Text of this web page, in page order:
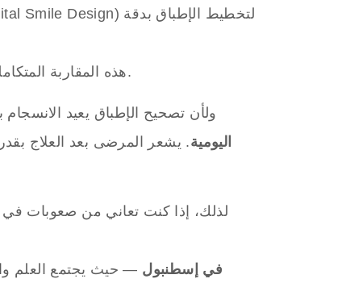
هذه المقاربة، دون الحاجة إلى تقويم طويل الأمد أو تدخلات جراحية معقدة.
ولأن تصحيح الإطباق يعيد
اليومية. يشعر المرضى بعد العلاج
لذلك، إذا كنت تعاني من صعوبات
عيادة All-on-X في إسطنبول — حيث يجتمع العلم